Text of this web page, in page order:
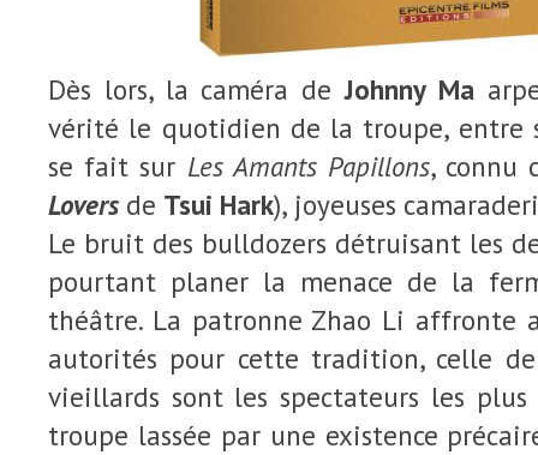
Dès lors, la caméra deJohnny Ma
vérité le quotidien de la troupe, entre
se fait sur Les Amants Papillons, connu
Lovers de Tsui Hark), joyeuses
Le bruit des bulldozers détruisant les
pourtant planer la menace de la
théâtre. La patronne Zhao Li affronte
autorités pour cette tradition, celle
vieillards sont les spectateurs les
troupe lassée par une existence